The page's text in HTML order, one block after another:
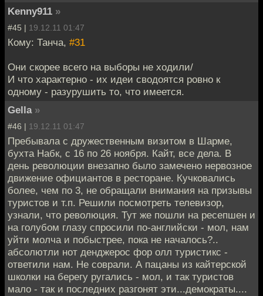
Kenny911 »
#45 | 19.12.11 01:47
Кому: Танча, #31
Они скорее всего на выборы не ходили/
И что характерно - их идеи сводоятся ровно к
одному - разурушить то, что имеется.
Gella »
#46 | 19.12.11 01:47
Пребывала с дружественным визитом в Шарме,
бухта Набк, с 16 по 26 ноября. Кайт, все дела. В
день революции внезапно было замечено нервозное
движение официантов в ресторане. Кучковались
более, чем по 3, не обращали внимания на призывы
туристов и т.п. Решили посмотреть телевизор,
узнали, что революция. Тут же пошли на ресепшен и
на голубом глазу спросили по-английски - мол, нам
уйти молча и побыстрее, пока не началось?..
абсолютли нот денджерос фор олл туристикс -
ответили нам. Не соврали. А пацаны из кайтерской
школки на берегу ругались - мол, и так туристов
мало - так и последних разгонят эти...демократы....